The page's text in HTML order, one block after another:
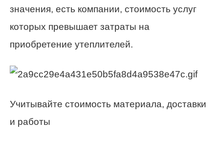
значения, есть компании, стоимость услуг
которых превышает затраты на
приобретение утеплителей.
Учитывайте стоимость материала, доставки
и работы